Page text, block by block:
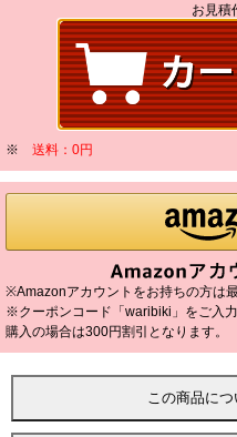
お見積
※ 送料：0円
※Amazonアカウントをお持ちの方は
※クーポンコード「waribiki」をご入
購入の場合は300円割引となります。